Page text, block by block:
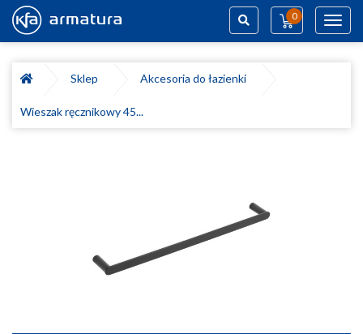
0
Sklep
Akcesoria do łazienki
Wieszak ręcznikowy 45...